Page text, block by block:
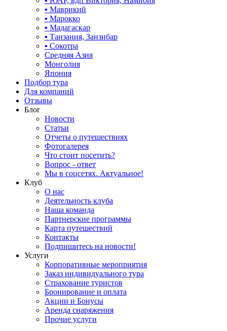
▪ Маврикий
▪ Марокко
▪ Мадагаскар
▪ Танзания, Занзибар
▪ Сокотра
Средняя Азия
Монголия
Япония
Подбор тура
Для компаний
Отзывы
Блог
Новости
Статьи
Отчеты о путешествиях
Фотогалерея
Что стоит посетить?
Вопрос - ответ
Мы в соцсетях. Актуальное!
Клуб
О нас
Деятельность клуба
Наша команда
Партнерские программы
Карта путешествий
Контакты
Подпишитесь на новости!
Услуги
Корпоративные мероприятия
Заказ индивидуального тура
Страхование туристов
Бронирование и оплата
Акции и Бонусы
Аренда снаряжения
Прочие услуги